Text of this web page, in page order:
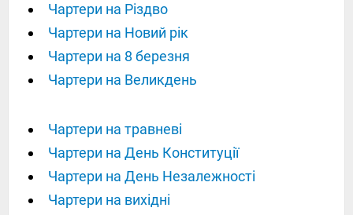
Чартери на Різдво
Чартери на Новий рік
Чартери на 8 березня
Чартери на Великдень
Чартери на травневі
Чартери на День Конституції
Чартери на День Незалежності
Чартери на вихідні